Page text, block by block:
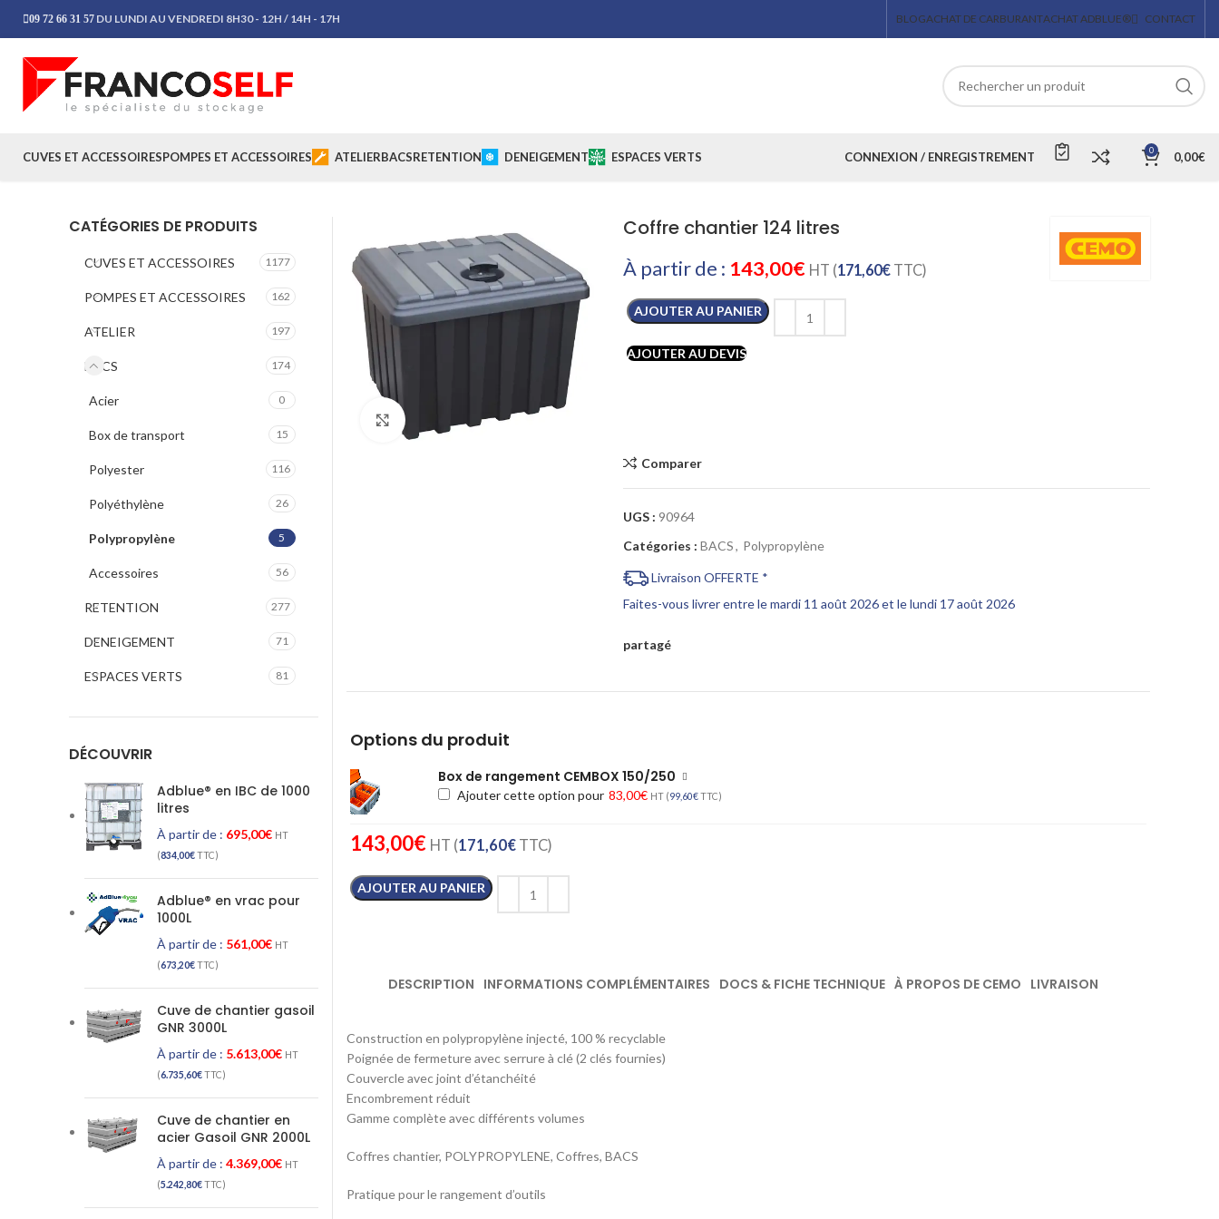
09 72 66 31 57 DU LUNDI AU VENDREDI 8H30 - 12H / 14H - 17H BLOGACHAT DE CARBURANTACHAT ADBLUE® CONTACT
CUVES ET ACCESSOIRESPOMPES ET ACCESSOIRES ATELIERBACSRETENTION DENEIGEMENT ESPACES VERTS CONNEXION / ENREGISTREMENT 0 0,00€
Cliquez pour agrandir
Coffre chantier 124 litres
À partir de : 143,00€ HT (171,60€TTC)
AJOUTER AU PANIER
AJOUTER AU DEVIS
Comparer
UGS : 90964
Catégories : BACS, Polypropylène
Livraison OFFERTE *
Faites-vous livrer entre le mardi 11 août 2026 et le lundi 17 août 2026
partagé
Options du produit
Box de rangement CEMBOX 150/250
Ajouter cette option pour 83,00€ HT (99,60€TTC)
143,00€ HT (171,60€TTC)
AJOUTER AU PANIER
DESCRIPTION INFORMATIONS COMPLÉMENTAIRES DOCS & FICHE TECHNIQUE À PROPOS DE CEMO LIVRAISON
Construction en polypropylène injecté, 100 % recyclable
Poignée de fermeture avec serrure à clé (2 clés fournies)
Couvercle avec joint d’étanchéité
Encombrement réduit
Gamme complète avec différents volumes
Coffres chantier, POLYPROPYLENE, Coffres, BACS
Pratique pour le rangement d’outils
CATÉGORIES DE PRODUITS
CUVES ET ACCESSOIRES 1177
POMPES ET ACCESSOIRES 162
ATELIER 197
BACS 174
Acier 0
Box de transport 15
Polyester 116
Polyéthylène 26
Polypropylène 5
Accessoires 56
RETENTION 277
DENEIGEMENT 71
ESPACES VERTS 81
DÉCOUVRIR
Adblue® en IBC de 1000
litres
À partir de : 695,00€ HT
(834,00€TTC)
Adblue® en vrac pour
1000L
À partir de : 561,00€ HT
(673,20€TTC)
Cuve de chantier gasoil
GNR 3000L
À partir de : 5.613,00€ HT
(6.735,60€TTC)
Cuve de chantier en
acier Gasoil GNR 2000L
À partir de : 4.369,00€ HT
(5.242,80€TTC)